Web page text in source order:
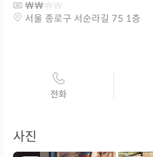
서울 종로구 서순라길 75 1층
전화
사진